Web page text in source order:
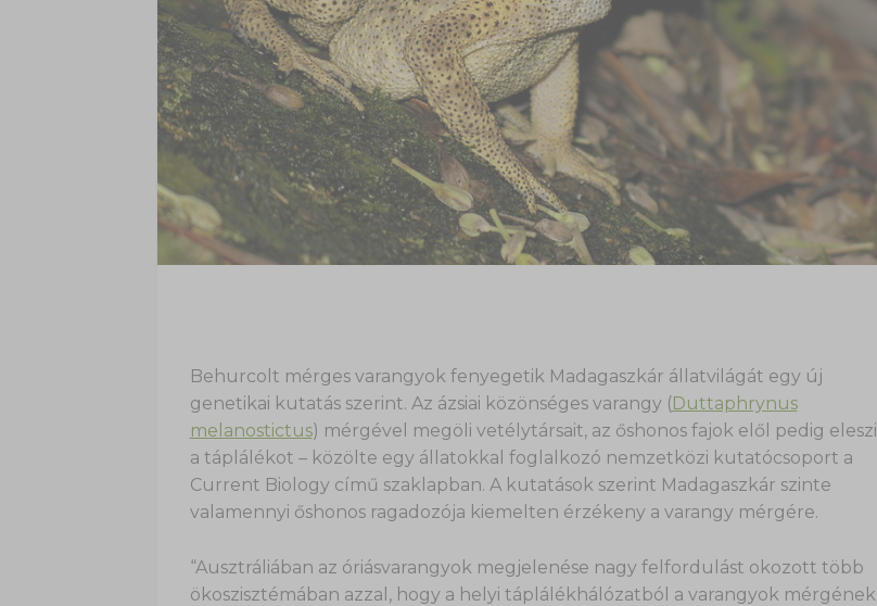
Behurcolt mérges varangyok fenyegetik Madagaszkár állatvilágát egy új
genetikai kutatás szerint. Az ázsiai közönséges varangy ( Duttaphrynus
melanostictus) mérgével megöli vetélytársait, az őshonos fajok elől pedig eleszi
a táplálékot – közölte egy állatokkal foglalkozó nemzetközi kutatócsoport a
Current Biology című szaklapban. A kutatások szerint Madagaszkár szinte
valamennyi őshonos ragadozója kiemelten érzékeny a varangy mérgére.
“Ausztráliában az óriásvarangyok megjelenése nagy felfordulást okozott több
ökoszisztémában azzal, hogy a helyi táplálékhálózatból a varangyok mérgének